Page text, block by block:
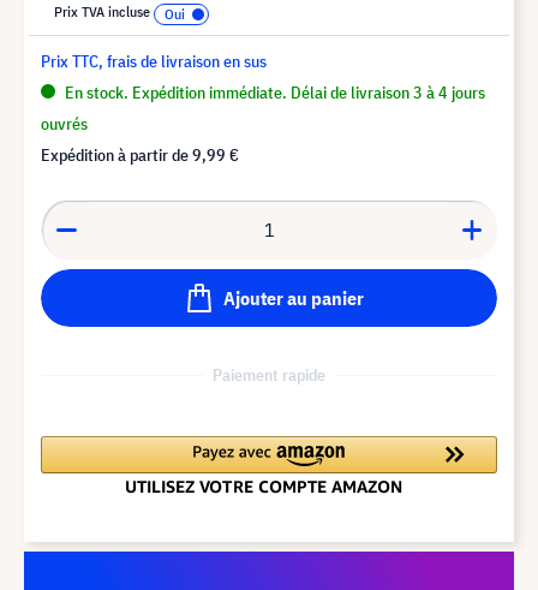
Prix TVA incluse
Prix TTC, frais de livraison en sus
En stock. Expédition immédiate. Délai de livraison 3 à 4 jours
ouvrés
Expédition à partir de9,99 €
Ajouter au panier
Paiement rapide